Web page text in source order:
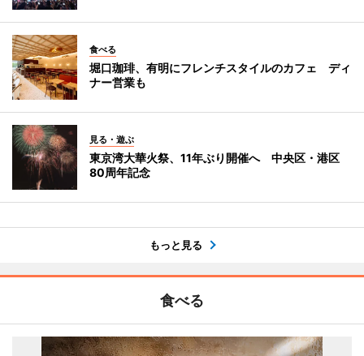
食べる
堀口珈琲、有明にフレンチスタイルのカフェ ディ
ナー営業も
見る・遊ぶ
東京湾大華火祭、11年ぶり開催へ 中央区・港区
80周年記念
もっと見る
食べる